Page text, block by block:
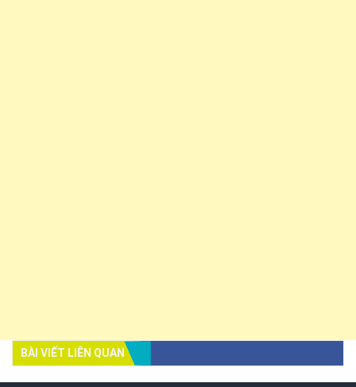
BÀI VIẾT LIÊN QUAN